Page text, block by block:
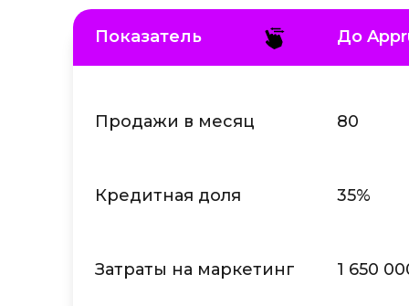
Показатель До
Продажи в месяц
Кредитная доля
Затраты на маркетинг
80
35%
1 650